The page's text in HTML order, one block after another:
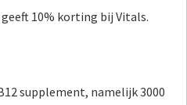
geeft 10% korting bij Vitals.
supplement, namelijk 3000